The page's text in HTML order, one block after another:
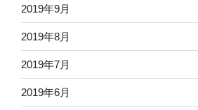
2019年9月
2019年8月
2019年7月
2019年6月